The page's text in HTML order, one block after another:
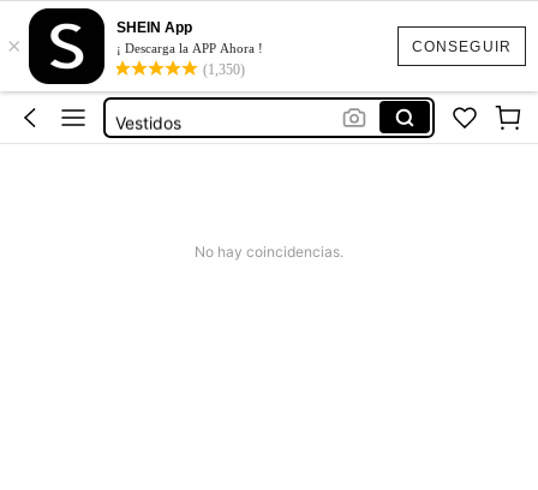
CONSEGUIR
×
SHEIN App
¡ Descarga la APP Ahora !
(1,350)
Vestido Mujer Verano
Bikinis Mujer
Bañadores De Mujer
Vestidos
No hay coincidencias.